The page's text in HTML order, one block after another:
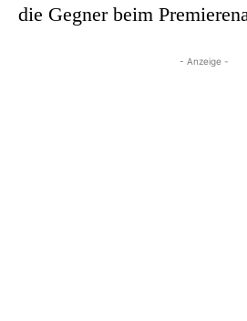
die Gegner beim
- Anzeige -